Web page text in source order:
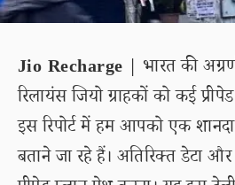
Jio Recharge | भारत की
रिलायंस जियो ग्राहकों को कई
इस रिपोर्ट में हम आपको एक
बताने जा रहे हैं। अतिरिक्त डेटा